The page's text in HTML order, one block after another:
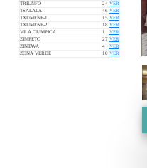
TRIUNFO
24 VER
TSALALA
46 VER
TXUMENE-1
15 VER
TXUMENE-2
18 VER
VILA OLIMPICA
1
VER
ZIMPETO
27 VER
ZINTAVA
4
VER
ZONA VERDE
10 VER